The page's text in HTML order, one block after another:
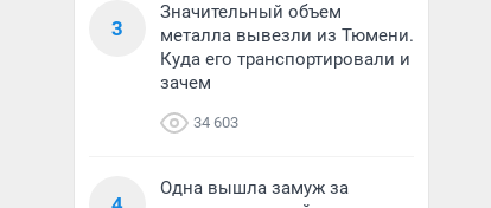
3
Значительный объем
металла вывезли из Тюмени.
Куда его транспортировали и
зачем
34 603
Одна вышла замуж за